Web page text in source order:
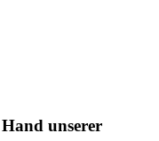
unserer